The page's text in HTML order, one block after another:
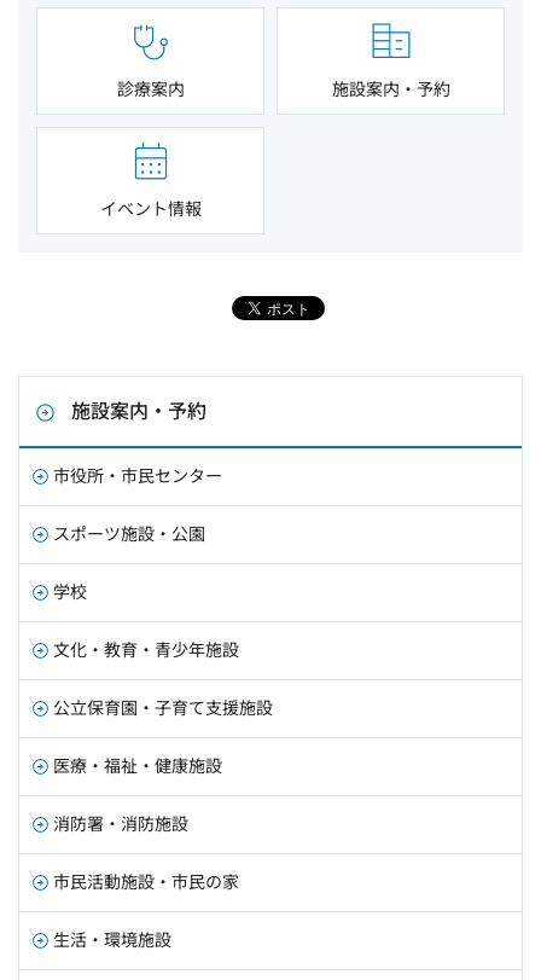
診療案内 施設案内・予約
イベント情報
施設案内・予約
市役所・市民センター
スポーツ施設・公園
学校
文化・教育・青少年施設
公立保育園・子育て支援施設
医療・福祉・健康施設
消防署・消防施設
市民活動施設・市民の家
生活・環境施設